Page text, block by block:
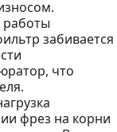
работы
забивается
что
фрез на корни